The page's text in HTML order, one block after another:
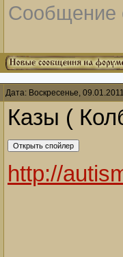
Сообщение
Дата: Воскресенье,
Казы (
http://